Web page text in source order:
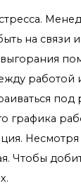
на связи
работой
под
графика
Чтобы